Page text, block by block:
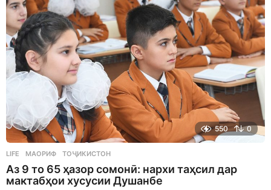
550 0
LIFE МАОРИФ ,ТОҶИКИСТОН
Аз 9 то 65 ҳазор сомонӣ: нархи таҳсил дар
мактабҳои хусусии Душанбе